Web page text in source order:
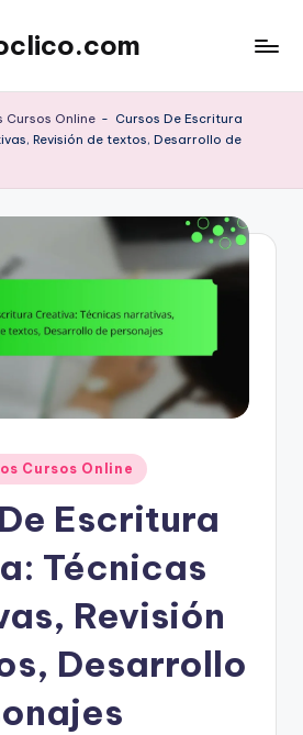
Cursos Online - Cursos De Escritura
Revisión de textos, Desarrollo de
Cursos Online
Escritura
Técnicas
Revisión
Desarrollo